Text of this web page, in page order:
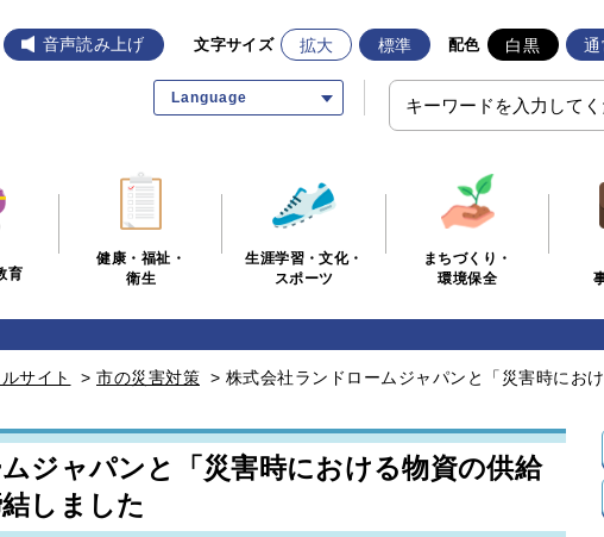
音声読み上げ 文字サイズ 拡大 標準 配色 白黒 通
Language
育
健康・福祉・
衛生
生涯学習・文化・
スポーツ
まちづくり・
環境保全
サイト > 市の災害対策 > 株式会社ランドロームジャパンと「災害時にお
ジャパンと「災害時における物資の供給
しました